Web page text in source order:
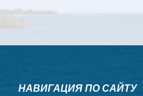
НАВИГАЦИЯ ПО САЙТУ